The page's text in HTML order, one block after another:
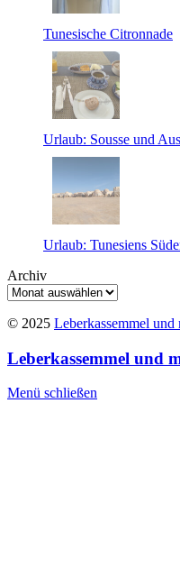
Tunesische Citronnade
Urlaub: Sousse und
Urlaub: Tunesiens
Archiv
© 2025 Leberkassemmel und
Leberkassemmel und
Menü schließen